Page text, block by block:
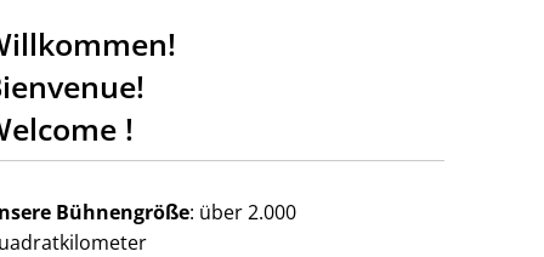
!
Bühnengröße: über 2.000